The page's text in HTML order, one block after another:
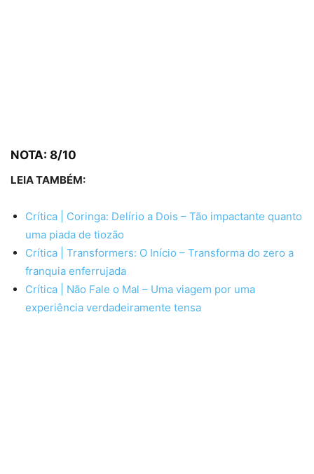
NOTA: 8/10
LEIA TAMBÉM:
Crítica | Coringa: Delírio a Dois – Tão impactante quanto
uma piada de tiozão
Crítica | Transformers: O Início – Transforma do zero a
franquia enferrujada
Crítica | Não Fale o Mal – Uma viagem por uma
experiência verdadeiramente tensa